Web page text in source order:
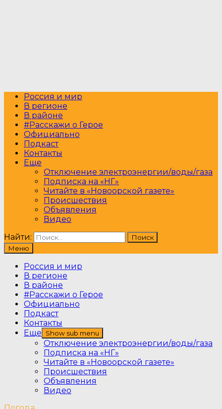
Россия и мир
В регионе
В районе
#Расскажи о Герое
Официально
Подкаст
Контакты
Еще
Отключение электроэнергии/воды/газа
Подписка на «НГ»
Читайте в «Новоорской газете»
Происшествия
Объявления
Видео
Найти:
Меню
Россия и мир
В регионе
В районе
#Расскажи о Герое
Официально
Подкаст
Контакты
Еще
Show sub menu
Отключение электроэнергии/воды/газа
Подписка на «НГ»
Читайте в «Новоорской газете»
Происшествия
Объявления
Видео